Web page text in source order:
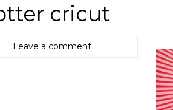
cricut
Leave a comment